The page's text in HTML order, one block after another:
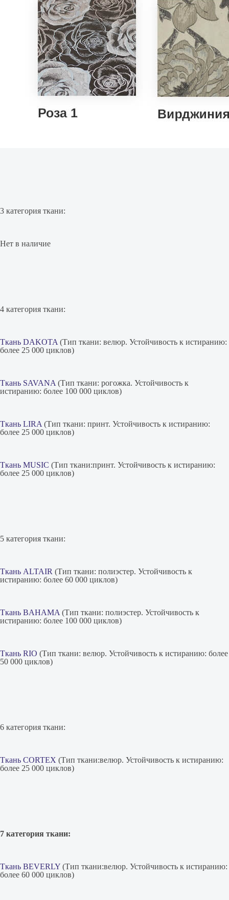
3 категория ткани:
Нет в наличие
4 категория ткани:
Ткань DAKOTA (Тип ткани: велюр. Устойчивость к истиранию:
более 25 000 циклов)
Ткань SAVANA (Тип ткани: рогожка. Устойчивость к
истиранию: более 100 000 циклов)
Ткань LIRA (Тип ткани: принт. Устойчивость к истиранию:
более 25 000 циклов)
Ткань MUSIC (Тип ткани:принт. Устойчивость к истиранию:
более 25 000 циклов)
5 категория ткани:
Ткань ALTAIR (Тип ткани: полиэстер. Устойчивость к
истиранию: более 60 000 циклов)
Ткань BAHAMA (Тип ткани: полиэстер. Устойчивость к
истиранию: более 100 000 циклов)
Ткань RIO (Тип ткани: велюр. Устойчивость к истиранию: более
50 000 циклов)
6 категория ткани:
Ткань CORTEX (Тип ткани:велюр. Устойчивость к истиранию:
более 25 000 циклов)
7 категория ткани:
Ткань BEVERLY (Тип ткани:велюр. Устойчивость к истиранию:
более 60 000 циклов)